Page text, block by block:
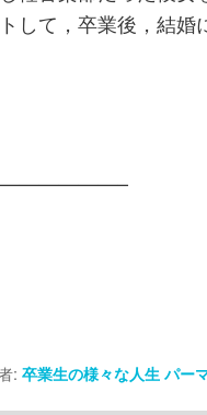
して，卒業後，結婚
:卒業生の様々な人生 パー